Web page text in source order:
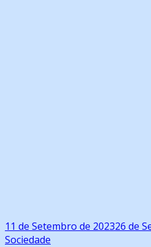
11 de Setembro de 202326 de
Sociedade